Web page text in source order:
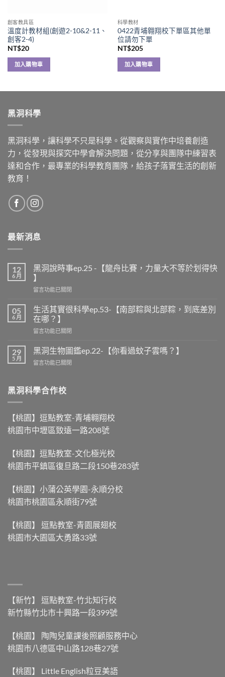
創客教具區
溫度計教材組(創遊2-10&2-11、
創客2-4)
NT$20
加入購物車
科學教材
0422青埔翱翔校下單區其他單
位請勿下單
NT$205
加入購物車
黑洞科學
黑洞科學，讓科學不只是科學。從觀察與實作中培養創造
力，從發現與探究中學會解決問題，從分享與團隊中練習表
達和合作，最專業的科學教育團隊，給孩子落實生活的創新
教育！
最新消息
12
6 月
黑洞說時事ep.25 -【龍舟比賽，力量大不等於划得快
】
在
洞
說
時
事
-
舟
力
不
等
於
得
】〉
留言功能已關閉
05
6 月
生活其實很科學ep.53-【南部粽與北部粽，到底差別
在哪？】
在
活
其
實
學
部
與
部
粽，
到
別
在
留言功能已關閉
29
5 月
黑洞生物圖鑑ep.22-【你看過蚊子雲嗎？】
在
生
物
鑑
ep.22-
【你
蚊
子
中
留言功能已關閉
黑洞科學合作校
【桃園】逗點教室-青埔翱翔校
桃園市中壢區致遠一路208號
【桃園】逗點教室-文化極光校
桃園市平鎮區復旦路二段150巷283號
【桃園】小蒲公英學園-永順分校
桃園市桃園區永順街79號
【桃園】 逗點教室-青園展翅校
桃園市大園區大勇路33號
【新竹】 逗點教室-竹北知行校
新竹縣竹北市十興路一段399號
【桃園】 陶陶兒童課後照顧服務中心
桃園市八德區中山路128巷27號
【桃園】 Little English粒豆美語